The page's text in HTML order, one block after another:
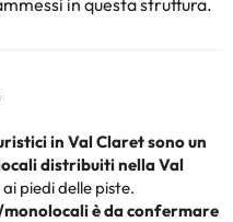
in questa struttura.
in Val Claretsono un
distribuiti nella Val
piedi delle piste.
è da confermare